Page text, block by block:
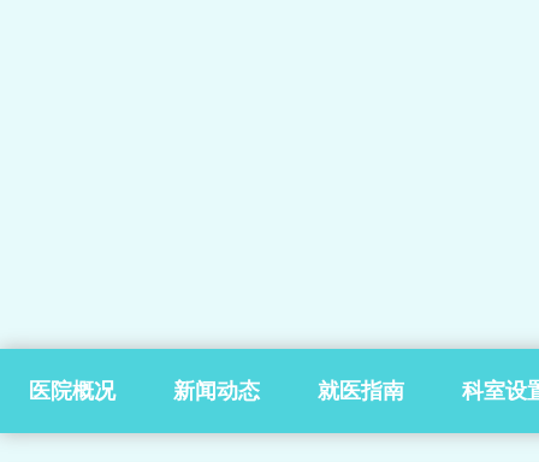
医院概况 新闻动态 就医指南 科室设